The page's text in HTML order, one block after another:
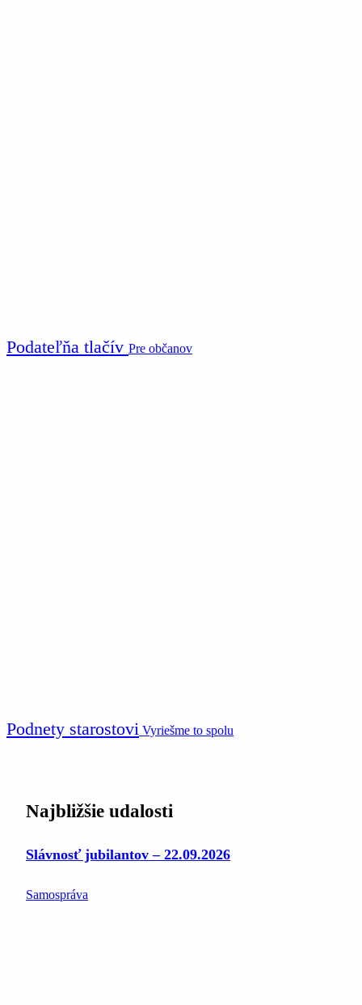
Podateľňa tlačív Pre občanov
Podnety starostovi Vyriešme to spolu
Najbližšie udalosti
Slávnosť jubilantov – 22.09.2026
Samospráva